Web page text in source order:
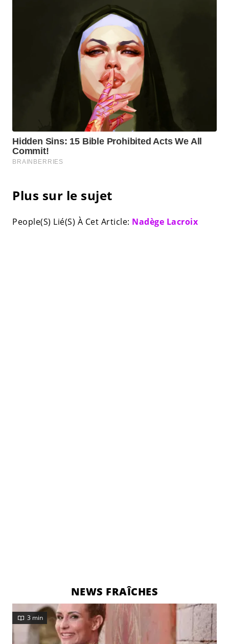
Plus sur le sujet
People(S) Lié(S) À Cet Article: Nadège Lacroix
NEWS FRAÎCHES
3 min